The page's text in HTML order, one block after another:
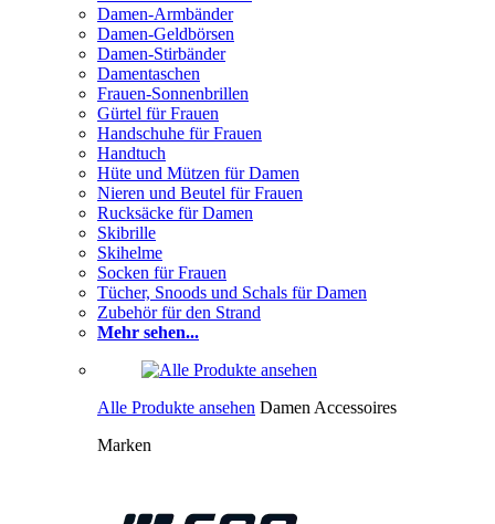
Damen-Armbänder
Damen-Geldbörsen
Damen-Stirbänder
Damentaschen
Frauen-Sonnenbrillen
Gürtel für Frauen
Handschuhe für Frauen
Handtuch
Hüte und Mützen für Damen
Nieren und Beutel für Frauen
Rucksäcke für Damen
Skibrille
Skihelme
Socken für Frauen
Tücher, Snoods und Schals für Damen
Zubehör für den Strand
Mehr sehen...
Alle Produkte ansehen Damen Accessoires
Marken